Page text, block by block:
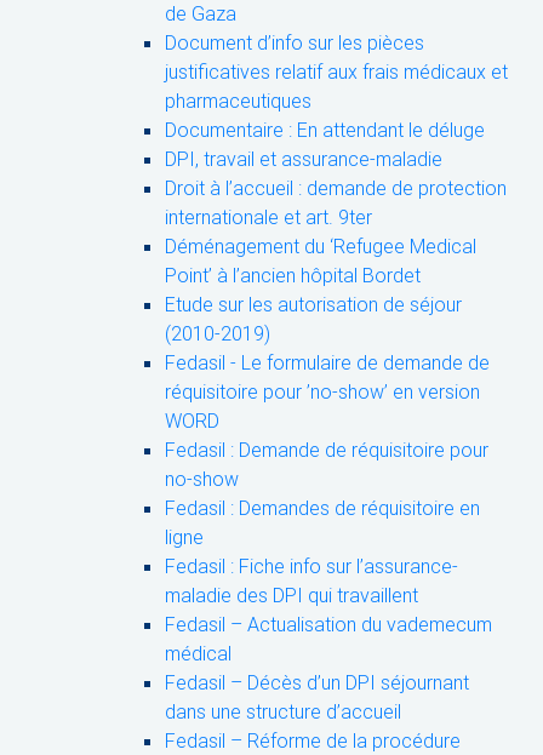
de Gaza
Document d’info sur les pièces
justificatives relatif aux frais médicaux et
pharmaceutiques
Documentaire : En attendant le déluge
DPI, travail et assurance-maladie
Droit à l’accueil : demande de protection
internationale et art. 9ter
Déménagement du ‘Refugee Medical
Point’ à l’ancien hôpital Bordet
Etude sur les autorisation de séjour
(2010-2019)
Fedasil - Le formulaire de demande de
réquisitoire pour ’no-show’ en version
WORD
Fedasil : Demande de réquisitoire pour
no-show
Fedasil : Demandes de réquisitoire en
ligne
Fedasil : Fiche info sur l’assurance-
maladie des DPI qui travaillent
Fedasil – Actualisation du vademecum
médical
Fedasil – Décès d’un DPI séjournant
dans une structure d’accueil
Fedasil – Réforme de la procédure